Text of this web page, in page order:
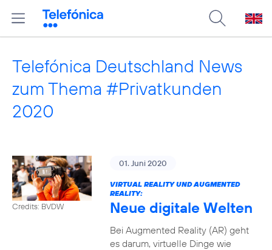
Telefónica Deutschland News
zum Thema #Privatkunden
2020
Credits: BVDW
01. Juni 2020
VIRTUAL REALITY UND AUGMENTED
REALITY:
Neue digitale Welten
Bei Augmented Reality (AR) geht
es darum, virtuelle Dinge wie